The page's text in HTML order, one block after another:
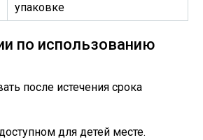
упаковке
по использованию
после истечения срока
для детей месте.